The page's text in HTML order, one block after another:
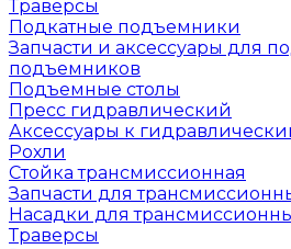
Траверсы
Подкатные подъемники
Запчасти и аксессуары для
подъемников
Подъемные столы
Пресс гидравлический
Аксессуары к
Рохли
Стойка трансмиссионная
Запчасти для
Насадки для
Траверсы